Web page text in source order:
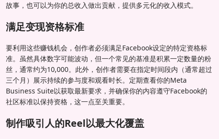
故事，也可以为你的总收入做出贡献，提供多元化的收入模式。
满足变现资格标准
要利用这些赚钱机会，创作者必须满足Facebook设定的特定资格标
准。虽然具体数字可能波动，但一个常见的基准是积累一定数量的粉
丝，通常约为10,000。此外，创作者需要在指定时间段内（通常超过
三个月）展示持续的参与度和观看时长。定期查看你的Meta
Business Suite以获取最新要求，并确保你的内容遵守Facebook的
社区标准以保持资格，这一点至关重要。
制作吸引人的Reel以最大化覆盖